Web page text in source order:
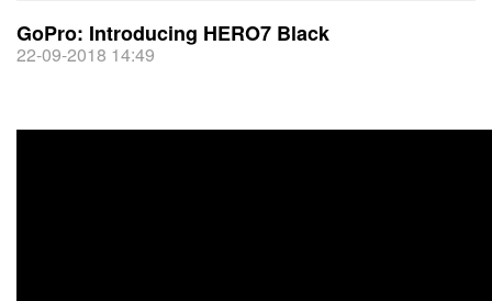
GoPro: Introducing HERO7 Black
22-09-2018 14:49